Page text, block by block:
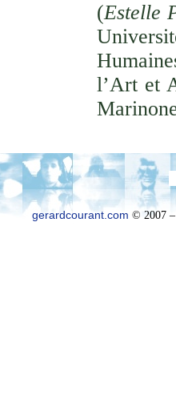
(Estelle
l’Art et
gerardcourant.com © 2007